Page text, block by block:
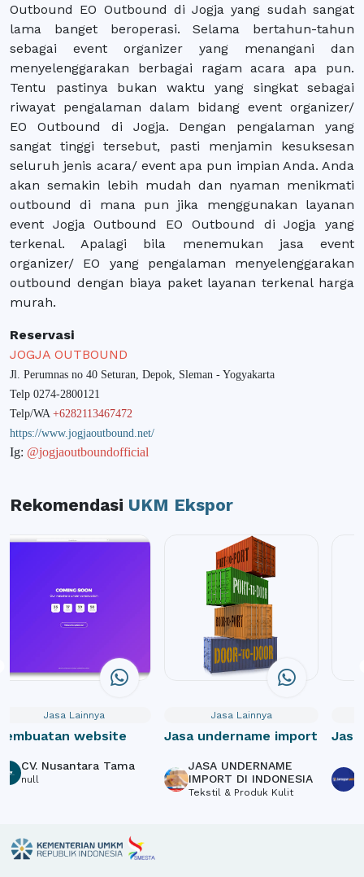
Outbound EO Outbound di Jogja yang sudah sangat
lama banget beroperasi. Selama bertahun-tahun
sebagai event organizer yang menangani dan
menyelenggarakan berbagai ragam acara apa pun.
Tentu pastinya bukan waktu yang singkat sebagai
riwayat pengalaman dalam bidang event organizer/
EO Outbound di Jogja. Dengan pengalaman yang
sangat tinggi tersebut, pasti menjamin kesuksesan
seluruh jenis acara/ event apa pun impian Anda. Anda
akan semakin lebih mudah dan nyaman menikmati
outbound di mana pun jika menggunakan layanan
event Jogja Outbound EO Outbound di Jogja yang
terkenal. Apalagi bila menemukan jasa event
organizer/ EO yang pengalaman menyelenggarakan
outbound dengan biaya paket layanan terkenal harga
murah.
Reservasi
JOGJA OUTBOUND
Jl. Perumnas no 40 Seturan, Depok, Sleman - Yogyakarta
Telp 0274-2800121
Telp/WA +6282113467472
https://www.jogjaoutbound.net/
Ig: @jogjaoutboundofficial
Rekomendasi UKM Ekspor
Jasa Lainnya
website
CV. Nusantara Tama
null
Jasa Lainnya
Jasa undername import
JASA UNDERNAME
IMPORT DI INDONESIA
Tekstil & Produk Kulit